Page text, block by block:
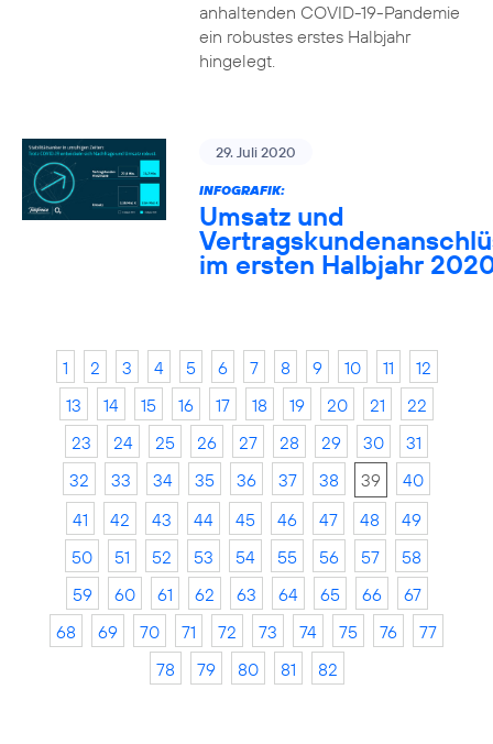
anhaltenden COVID-19-Pandemie
ein robustes erstes Halbjahr
hingelegt.
29. Juli 2020
INFOGRAFIK:
Umsatz und
im ersten Halbjahr
1 2 3 4 5 6 7 8 9 10 11
12
13
14 15 16 17 18 19 20 21
22
23
24 25 26 27 28 29 30
31
32
33 34 35 36 37 38 39
40
41
42 43 44 45 46 47 48
49
50
51 52 53 54 55 56 57
58
59
60 61 62 63 64 65 66
67
68
69 70 71 72 73 74 75 76
77
78
79 80 81 82